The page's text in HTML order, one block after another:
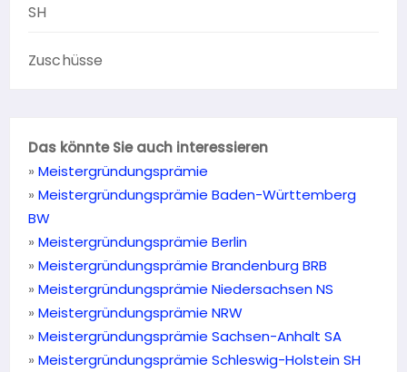
SH
Zuschüsse
Das könnte Sie auch interessieren
» Meistergründungsprämie
» Meistergründungsprämie Baden-Württemberg
BW
» Meistergründungsprämie Berlin
» Meistergründungsprämie Brandenburg BRB
» Meistergründungsprämie Niedersachsen NS
» Meistergründungsprämie NRW
» Meistergründungsprämie Sachsen-Anhalt SA
» Meistergründungsprämie Schleswig-Holstein SH